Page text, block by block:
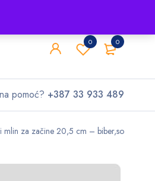
0
0
pomoć? +387 33 933 489
mlin za začine 20,5 cm – biber,so